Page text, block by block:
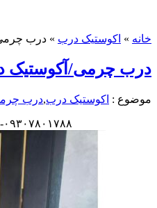
خانه » اکوستیک درب » درب
درب چرمی/آکوستیک
موضوع : اکوستیک درب,درب